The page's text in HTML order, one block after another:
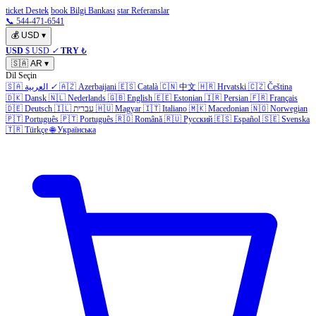
ticket Destek book Bilgi Bankası star Referanslar
📞 544-471-6541
💰 USD ▾
USD $ USD ✓ TRY ₺
🇸🇦 AR ▾
Dil Seçin
🇸🇦 العربية ✓ 🇦🇿 Azerbaijani 🇪🇸 Català 🇨🇳 中文 🇭🇷 Hrvatski 🇨🇿 Čeština
🇩🇰 Dansk 🇳🇱 Nederlands 🇬🇧 English 🇪🇪 Estonian 🇮🇷 Persian 🇫🇷 Français
🇩🇪 Deutsch 🇮🇱 עברית 🇭🇺 Magyar 🇮🇹 Italiano 🇲🇰 Macedonian 🇳🇴 Norwegian
🇵🇹 Português 🇵🇹 Português 🇷🇴 Română 🇷🇺 Русский 🇪🇸 Español 🇸🇪 Svenska
🇹🇷 Türkçe 🌐 Українська